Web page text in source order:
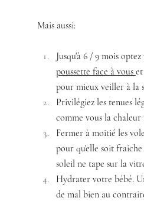
Mais aussi:
Jusqu'à 6 / 9 mois
poussette face à vous
pour mieux veiller à la
Privilégiez les tenues
comme vous la
Fermer à moitié les
pour qu'elle soit
soleil ne tape sur la
Hydrater votre bébé.
de mal bien au